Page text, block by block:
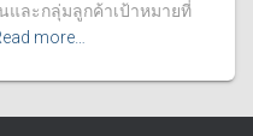
และกลุ่มลูกค้าเป้าหมายที่
more…